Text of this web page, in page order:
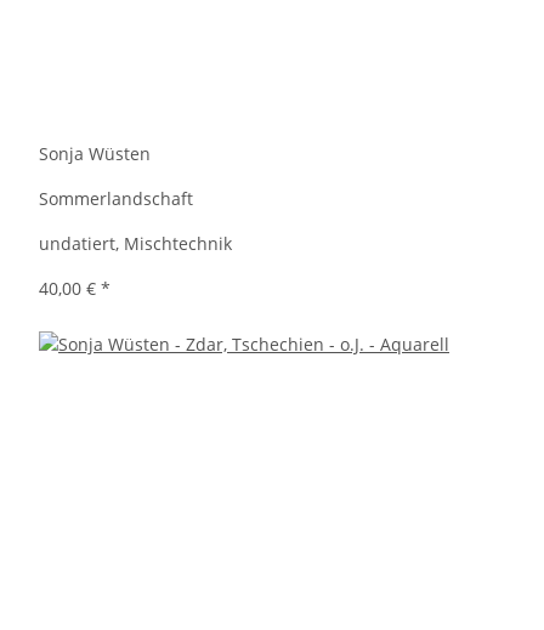
Sonja Wüsten
Sommerlandschaft
undatiert, Mischtechnik
40,00 € *